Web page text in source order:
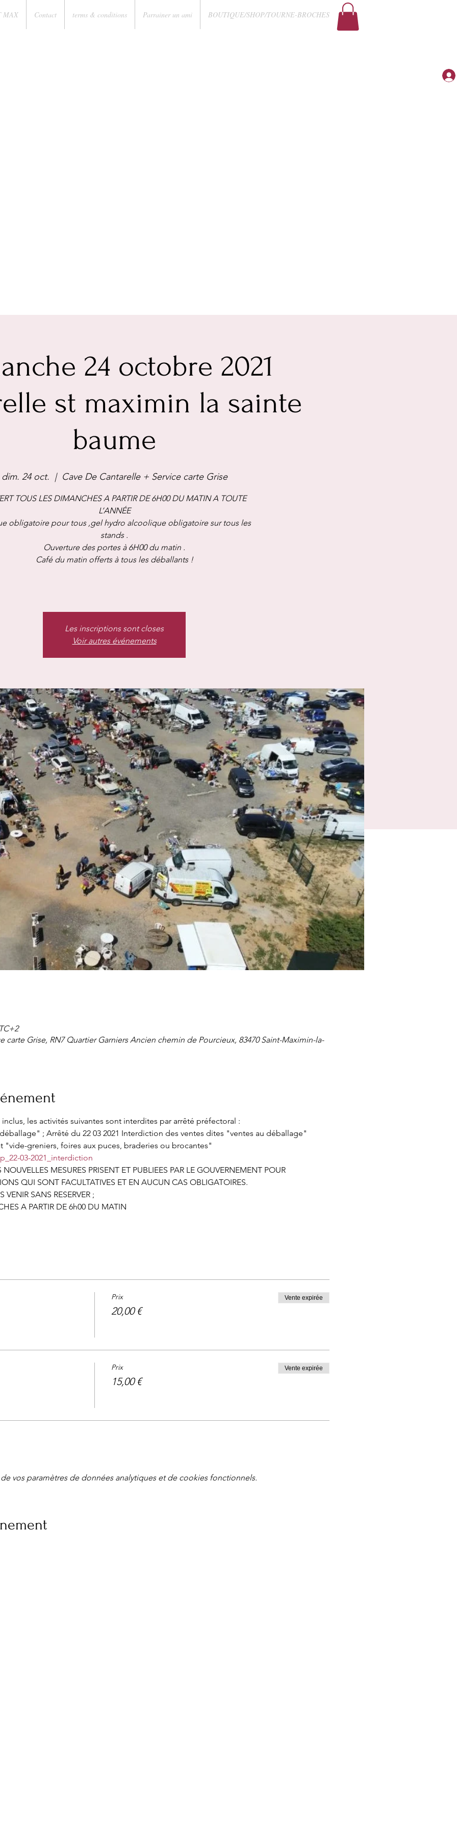
MAX Contact terms & conditions Parrainer un ami BOUTIQUE/SHOP/TOURNE-BROCHES
24 octobre 2021
st maximin la sainte
baume
dim. 24 oct.
  |
Cave De Cantarelle + Service carte Grise
TOUS LES DIMANCHES A PARTIR DE 6H00 DU MATIN A TOUTE
L’ANNÉE
obligatoire pour tous ,gel hydro alcoolique obligatoire sur tous les
stands .
Ouverture des portes à 6H00 du matin .
Café du matin offerts à tous les déballants !
Les inscriptions sont closes
Voir autres événements
carte Grise, RN7 Quartier Garniers Ancien chemin de Pourcieux, 83470 Saint-Maximin-la-
inclus, les activités suivantes sont interdites par arrêté préfectoral :
; Arrêté du 22 03 2021 Interdiction des ventes dites "ventes au déballage"
greniers, foires aux puces, braderies ou brocantes"
03-2021_interdiction
MESURES PRISENT ET PUBLIEES PAR LE GOUVERNEMENT POUR
QUI SONT FACULTATIVES ET EN AUCUN CAS OBLIGATOIRES.
VENIR SANS RESERVER ;
A PARTIR DE 6h00 DU MATIN
Prix
20,00 €
Vente expirée
Prix
15,00 €
Vente expirée
vos paramètres de données analytiques et de cookies fonctionnels.